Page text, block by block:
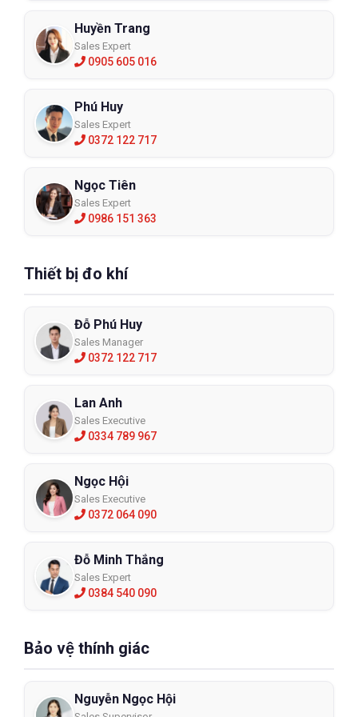
Huyền Trang
Sales Expert
0905 605 016
Phú Huy
Sales Expert
0372 122 717
Ngọc Tiên
Sales Expert
0986 151 363
Thiết bị đo khí
Đỗ Phú Huy
Sales Manager
0372 122 717
Lan Anh
Sales Executive
0334 789 967
Ngọc Hội
Sales Executive
0372 064 090
Đỗ Minh Thắng
Sales Expert
0384 540 090
Bảo vệ thính giác
Nguyễn Ngọc Hội